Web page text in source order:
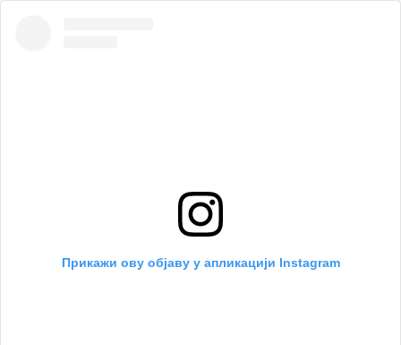
Прикажи ову објаву у апликацији Instagram